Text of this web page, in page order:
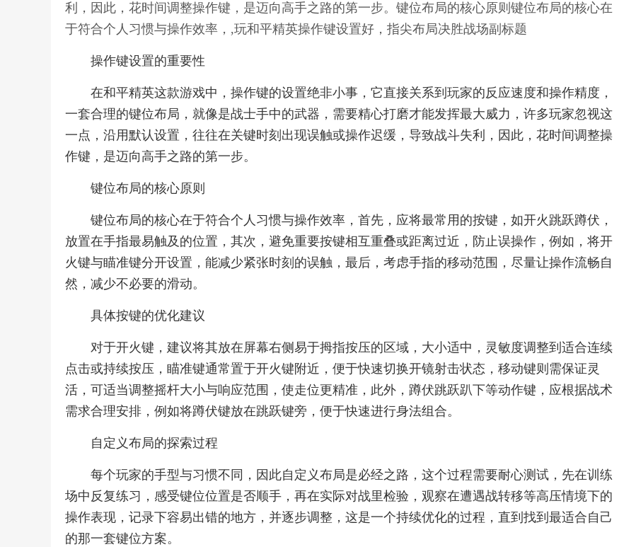
利，因此，花时间调整操作键，是迈向高手之路的第一步。键位布局的核心原则键位布局的核心在
于符合个人习惯与操作效率，,玩和平精英操作键设置好，指尖布局决胜战场副标题
操作键设置的重要性
在和平精英这款游戏中，操作键的设置绝非小事，它直接关系到玩家的反应速度和操作精度，
一套合理的键位布局，就像是战士手中的武器，需要精心打磨才能发挥最大威力，许多玩家忽视这
一点，沿用默认设置，往往在关键时刻出现误触或操作迟缓，导致战斗失利，因此，花时间调整操
作键，是迈向高手之路的第一步。
键位布局的核心原则
键位布局的核心在于符合个人习惯与操作效率，首先，应将最常用的按键，如开火跳跃蹲伏，
放置在手指最易触及的位置，其次，避免重要按键相互重叠或距离过近，防止误操作，例如，将开
火键与瞄准键分开设置，能减少紧张时刻的误触，最后，考虑手指的移动范围，尽量让操作流畅自
然，减少不必要的滑动。
具体按键的优化建议
对于开火键，建议将其放在屏幕右侧易于拇指按压的区域，大小适中，灵敏度调整到适合连续
点击或持续按压，瞄准键通常置于开火键附近，便于快速切换开镜射击状态，移动键则需保证灵
活，可适当调整摇杆大小与响应范围，使走位更精准，此外，蹲伏跳跃趴下等动作键，应根据战术
需求合理安排，例如将蹲伏键放在跳跃键旁，便于快速进行身法组合。
自定义布局的探索过程
每个玩家的手型与习惯不同，因此自定义布局是必经之路，这个过程需要耐心测试，先在训练
场中反复练习，感受键位位置是否顺手，再在实际对战里检验，观察在遭遇战转移等高压情境下的
操作表现，记录下容易出错的地方，并逐步调整，这是一个持续优化的过程，直到找到最适合自己
的那一套键位方案。